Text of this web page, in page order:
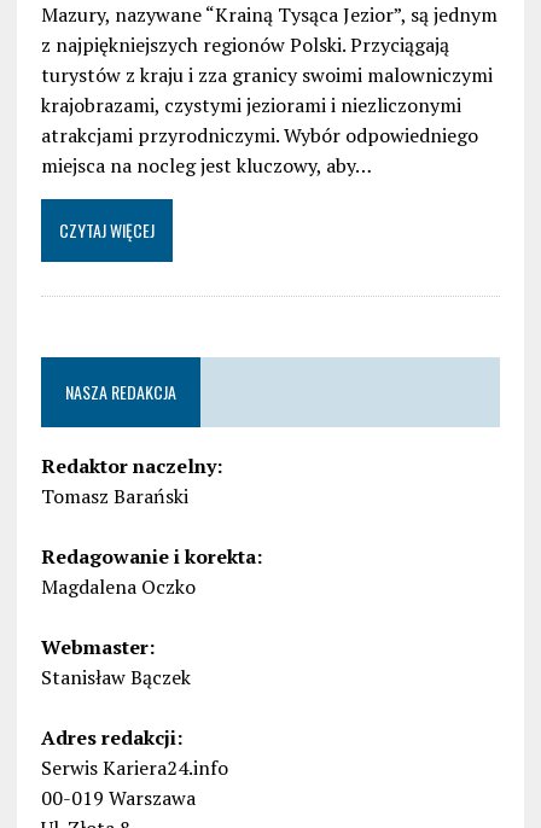
Mazury, nazywane “Krainą Tysąca Jezior”, są jednym
z najpiękniejszych regionów Polski. Przyciągają
turystów z kraju i zza granicy swoimi malowniczymi
krajobrazami, czystymi jeziorami i niezliczonymi
atrakcjami przyrodniczymi. Wybór odpowiedniego
miejsca na nocleg jest kluczowy, aby…
CZYTAJ WIĘCEJ
NASZA REDAKCJA
Redaktor naczelny:
Tomasz Barański
Redagowanie i korekta:
Magdalena Oczko
Webmaster:
Stanisław Bączek
Adres redakcji:
Serwis Kariera24.info
00-019 Warszawa